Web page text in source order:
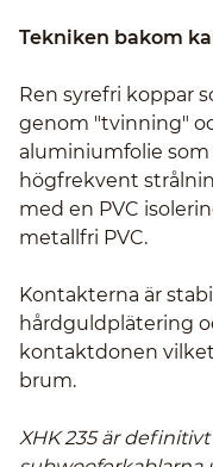
Tekniken bakom
Ren syrefri koppar
genom "tvinning"
aluminiumfolie
högfrekvent
med en PVC
metallfri PVC.
Kontakterna är
hårdguldplätering
kontaktdonen
brum.
XHK 235 är